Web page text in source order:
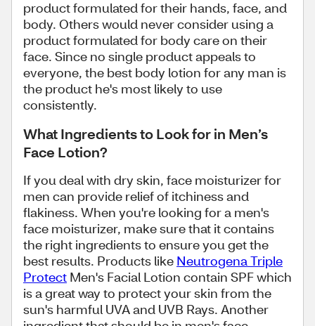
product formulated for their hands, face, and
body. Others would never consider using a
product formulated for body care on their
face. Since no single product appeals to
everyone, the best body lotion for any man is
the product he's most likely to use
consistently.
What Ingredients to Look for in Men’s
Face Lotion?
If you deal with dry skin, face moisturizer for
men can provide relief of itchiness and
flakiness. When you're looking for a men's
face moisturizer, make sure that it contains
the right ingredients to ensure you get the
best results. Products like Neutrogena Triple
Protect Men's Facial Lotion contain SPF which
is a great way to protect your skin from the
sun's harmful UVA and UVB Rays. Another